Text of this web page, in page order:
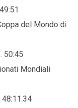
del Mondo di
50:45
Mondiali